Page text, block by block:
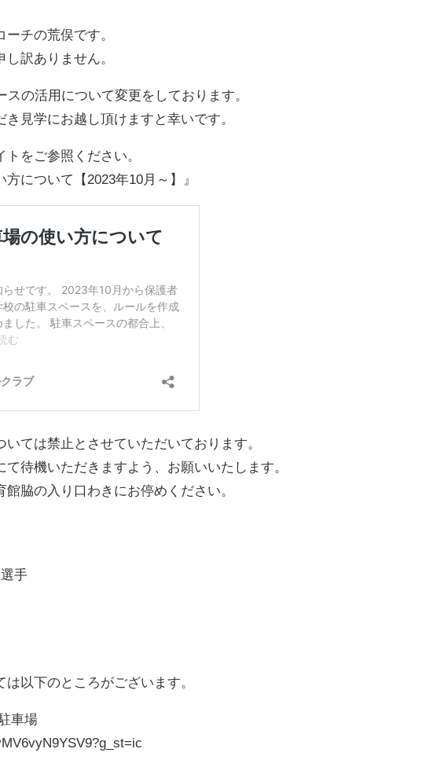
チの荒俣です。
訳ありません。
の活用について変更をしております。
見学にお越し頂けますと幸いです。
をご参照ください。
について【2023年10月～】』
ては禁止とさせていただいております。
待機いただきますよう、お願いいたします。
脇の入り口わきにお停めください。
手
以下のところがございます。
車場